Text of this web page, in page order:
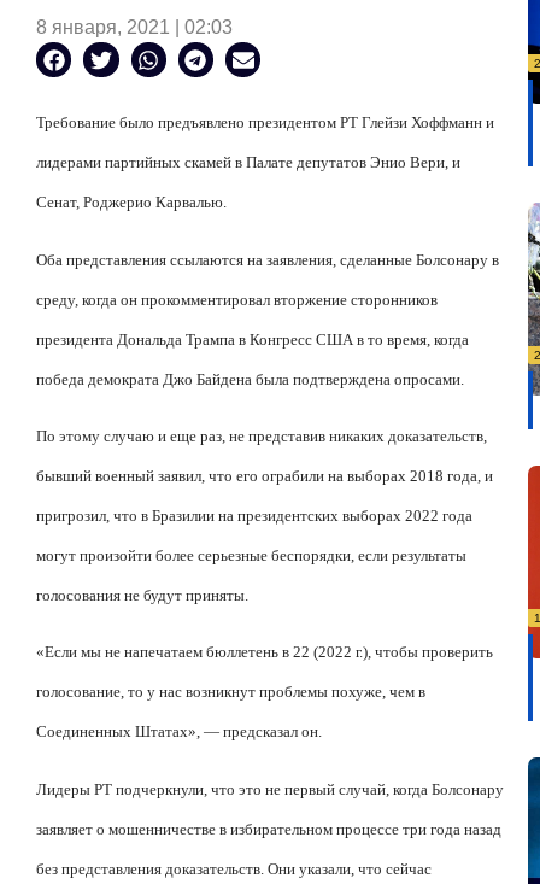
8 января, 2021 | 02:03
Требование было предъявлено президентом PT Глейзи Хоффманн и
лидерами партийных скамей в Палате депутатов Энио Вери, и
Сенат, Роджерио Карвалью.
Оба представления ссылаются на заявления, сделанные Болсонару в
среду, когда он прокомментировал вторжение сторонников
президента Дональда Трампа в Конгресс США в то время, когда
победа демократа Джо Байдена была подтверждена опросами.
По этому случаю и еще раз, не представив никаких доказательств,
бывший военный заявил, что его ограбили на выборах 2018 года, и
пригрозил, что в Бразилии на президентских выборах 2022 года
могут произойти более серьезные беспорядки, если результаты
голосования не будут приняты.
«Если мы не напечатаем бюллетень в 22 (2022 г.), чтобы проверить
голосование, то у нас возникнут проблемы похуже, чем в
Соединенных Штатах», — предсказал он.
Лидеры PT подчеркнули, что это не первый случай, когда Болсонару
заявляет о мошенничестве в избирательном процессе три года назад
без представления доказательств. Они указали, что сейчас